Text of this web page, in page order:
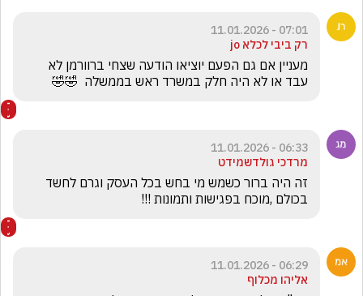
07:01 - 11.01.2026
רק ביבי לכלא jo
עבד או לא היה חלק במשרד ראש בממשלה  🤣🤣
06:33 - 11.01.2026
מרדכי גולדשמידט
בכולם ,מוכח בפגישות ותמונות !!!
06:29 - 11.01.2026
אליהו מכלוף